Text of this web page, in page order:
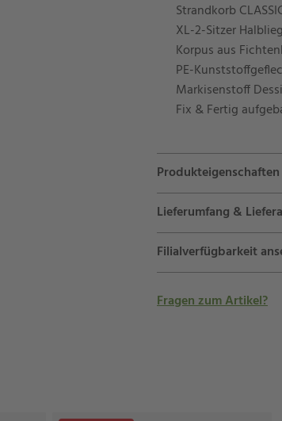
Strandkorb
XL-2-Sitzer
Korpus aus
PE-
Markisenstoff
Fix & Fertig
Produkteigenschaften
Lieferumfang &
Filialverfügbarkeit
Fragen zum Artikel?